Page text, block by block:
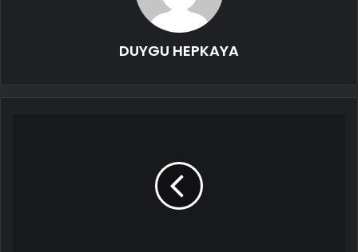
DUYGU HEPKAYA